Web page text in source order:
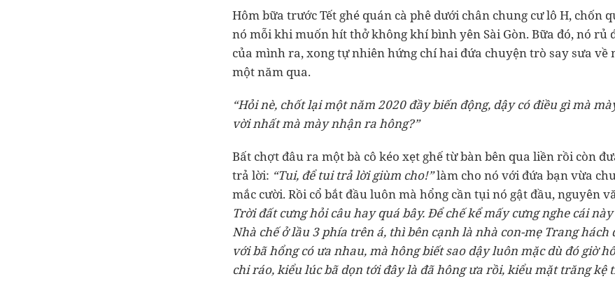
Hôm bữa trước Tết ghé quán cà phê dưới chân chung cư lô H, chốn
nó mỗi khi muốn hít thở không khí bình yên Sài Gòn. Bữa đó, nó rủ
của mình ra, xong tự nhiên hứng chí hai đứa chuyện trò say sưa về
một năm qua.
“Hỏi nè, chốt lại một năm 2020 đầy biến động, dậy có điều gì mà
vời nhất mà mày nhận ra hông?”
Bất chợt đâu ra một bà cô kéo xẹt ghế từ bàn bên qua liền rồi còn
trả lời: “Tui, để tui trả lời giùm cho!”làm cho nó với đứa bạn vừa
mắc cười. Rồi cổ bắt đầu luôn mà hổng cần tụi nó gật đầu, nguyên
Trời đất cưng hỏi câu hay quá bây. Để chế kể mấy cưng nghe cái
Nhà chế ở lầu 3 phía trên á, thì bên cạnh là nhà con-mẹ Trang hách
với bã hổng có ưa nhau, mà hông biết sao dậy luôn mặc dù đó giờ
chi ráo, kiểu lúc bã dọn tới đây là đã hông ưa rồi, kiểu mặt trăng kệ